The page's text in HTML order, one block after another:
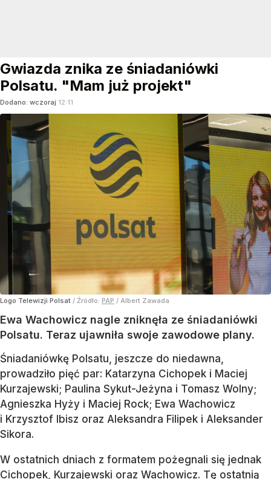
Gwiazda znika ze śniadaniówki
Polsatu. "Mam już projekt"
Dodano: wczoraj 12:11
Logo Telewizji Polsat / Źródło: PAP / Albert Zawada
Ewa Wachowicz nagle zniknęła ze śniadaniówki
Polsatu. Teraz ujawniła swoje zawodowe plany.
Śniadaniówkę Polsatu, jeszcze do niedawna,
prowadziło pięć par: Katarzyna Cichopek i Maciej
Kurzajewski; Paulina Sykut-Jeżyna i Tomasz Wolny;
Agnieszka Hyży i Maciej Rock; Ewa Wachowicz
i Krzysztof Ibisz oraz Aleksandra Filipek i Aleksander
Sikora.
W ostatnich dniach z formatem pożegnali się jednak
Cichopek, Kurzajewski oraz Wachowicz. Tę ostatnią